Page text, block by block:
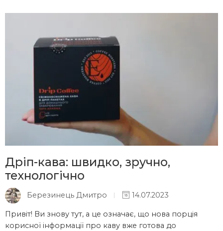
Дріп-кава: швидко, зручно,
технологічно
Березинець Дмитро 14.07.2023
Привіт! Ви знову тут, а це означає, що нова порція
корисної інформації про каву вже готова до